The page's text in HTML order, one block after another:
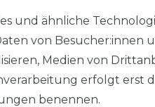
und ähnliche
von Besucher:innen
Medien von
erfolgt erst
benennen.